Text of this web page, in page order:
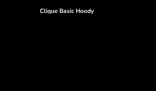
Clique Basic Hoody